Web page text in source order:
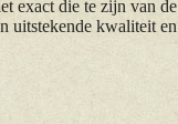
exact die te zijn van de
uitstekende kwaliteit en